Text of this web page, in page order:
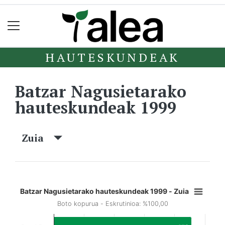
HAUTESKUNDEAK
Batzar Nagusietarako
hauteskundeak 1999
Zuia
Batzar Nagusietarako hauteskundeak 1999 - Zuia
Boto kopurua - Eskrutinioa: %100,00